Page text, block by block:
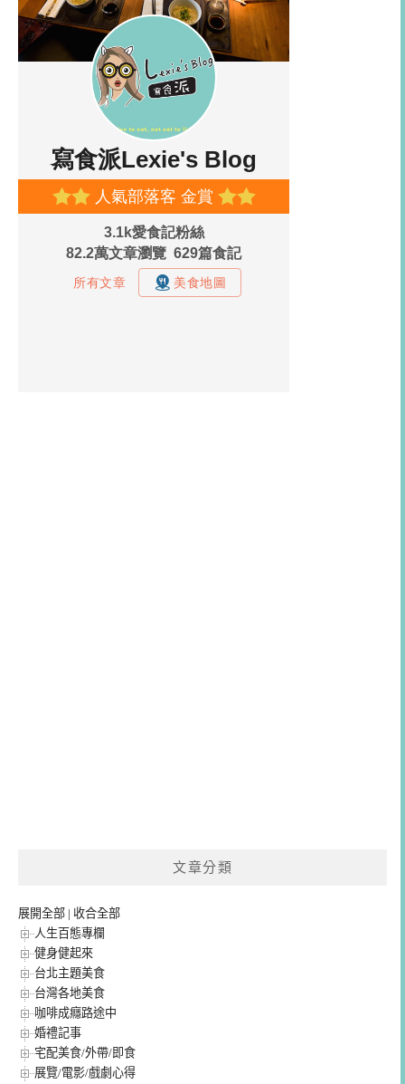
文章分類
展開全部 | 收合全部
人生百態專欄
健身健起來
台北主題美食
台灣各地美食
咖啡成癮路途中
婚禮記事
宅配美食/外帶/即食
展覽/電影/戲劇心得